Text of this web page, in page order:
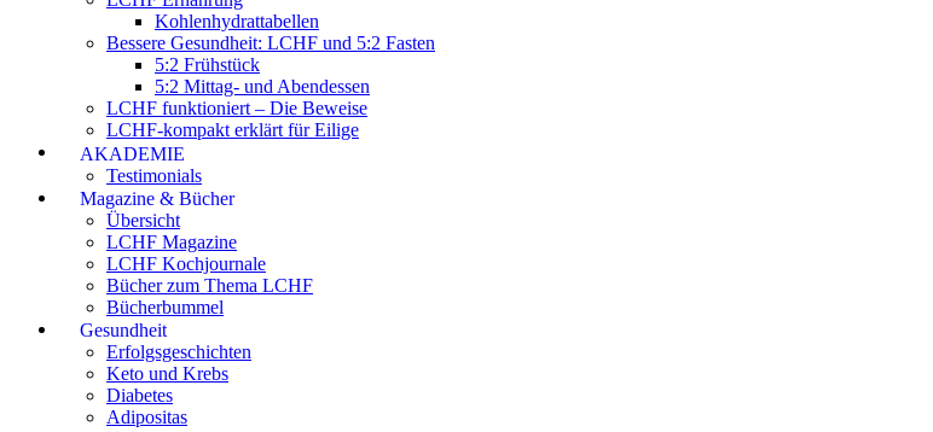
Kohlenhydrattabellen
Bessere Gesundheit: LCHF und 5:2 Fasten
5:2 Frühstück
5:2 Mittag- und Abendessen
LCHF funktioniert – Die Beweise
LCHF-kompakt erklärt für Eilige
AKADEMIE
Testimonials
Magazine & Bücher
Übersicht
LCHF Magazine
LCHF Kochjournale
Bücher zum Thema LCHF
Bücherbummel
Gesundheit
Erfolgsgeschichten
Keto und Krebs
Diabetes
Adipositas